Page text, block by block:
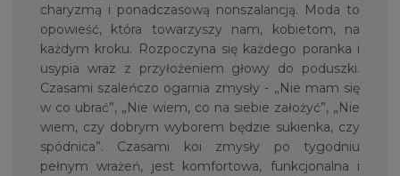
charyzmą i ponadczasową nonszalancją. Moda to
opowieść, która towarzyszy nam, kobietom, na
każdym kroku. Rozpoczyna się każdego poranka i
usypia wraz z przyłożeniem głowy do poduszki.
Czasami szaleńczo ogarnia zmysły - „Nie mam się
w co ubrać”, „Nie wiem, co na siebie założyć”, „Nie
wiem, czy dobrym wyborem będzie sukienka, czy
spódnica”. Czasami koi zmysły po tygodniu
pełnym wrażeń, jest komfortowa, funkcjonalna i